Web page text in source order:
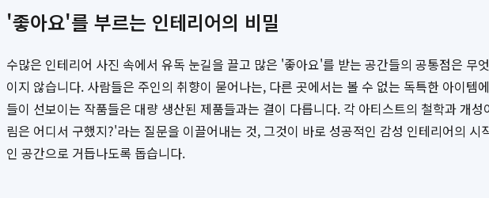
'좋아요'를 부르는 인테리어의 비밀
수많은 인테리어 사진 속에서 유독 눈길을 끌고 많은 '좋아요'를 받는 공간들의 공통점은
이지 않습니다. 사람들은 주인의 취향이 묻어나는, 다른 곳에서는 볼 수 없는 독특한 아이템
들이 선보이는 작품들은 대량 생산된 제품들과는 결이 다릅니다. 각 아티스트의 철학과 개
림은 어디서 구했지?'라는 질문을 이끌어내는 것, 그것이 바로 성공적인 감성 인테리어의
인 공간으로 거듭나도록 돕습니다.